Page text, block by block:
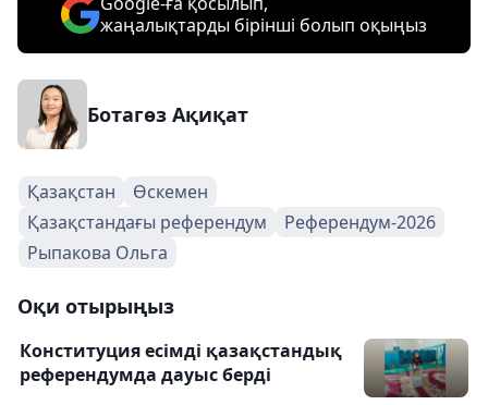
жаңалықтарды бірінші болып оқыңыз
Ботагөз Ақиқат
Қазақстан
Өскемен
Қазақстандағы референдум
Референдум-2026
Рыпакова Ольга
Оқи отырыңыз
Конституция есімді қазақстандық
референдумда дауыс берді